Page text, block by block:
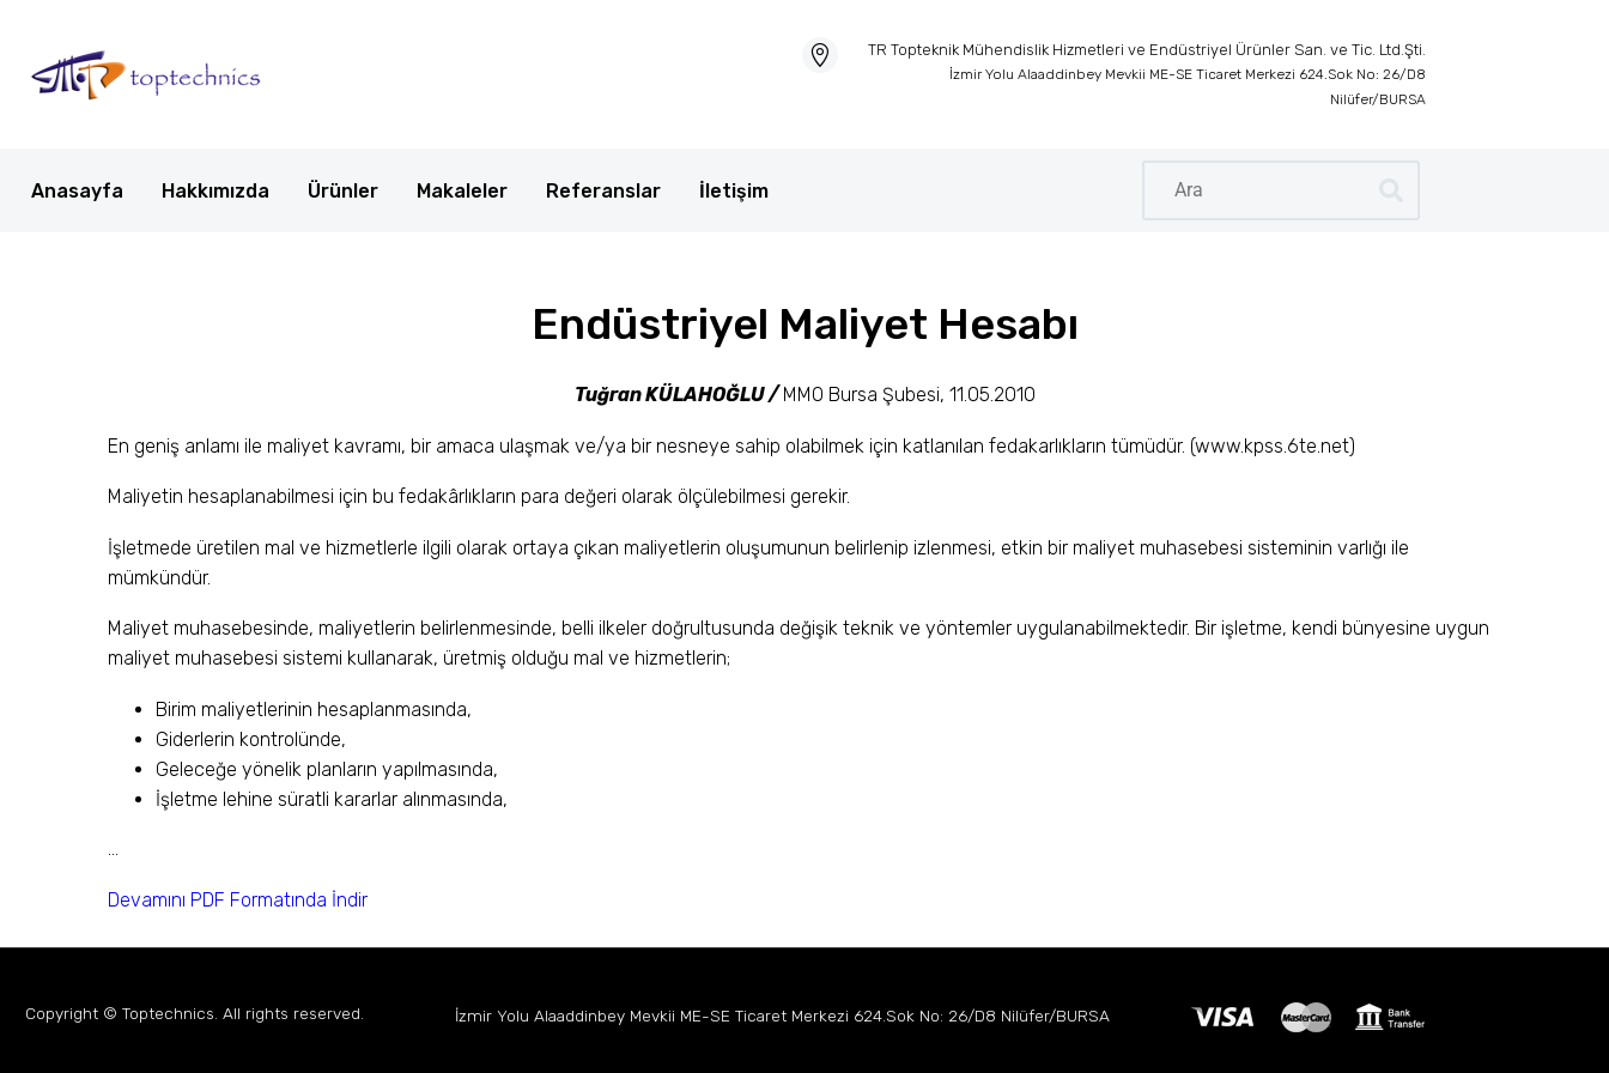
TR Topteknik Mühendislik Hizmetleri ve Endüstriyel Ürünler San. ve Tic. Ltd.Şti.
İzmir Yolu Alaaddinbey Mevkii ME-SE Ticaret Merkezi 624.Sok No: 26/D8
Nilüfer/BURSA
Anasayfa Hakkımızda Ürünler Makaleler Referanslar İletişim
Endüstriyel Maliyet Hesabı
Tuğran KÜLAHOĞLU /MMO Bursa Şubesi, 11.05.2010
En geniş anlamı ile maliyet kavramı, bir amaca ulaşmak ve/ya bir nesneye sahip olabilmek için katlanılan fedakarlıkların tümüdür. (www.kpss.6te.net)
Maliyetin hesaplanabilmesi için bu fedakârlıkların para değeri olarak ölçülebilmesi gerekir.
İşletmede üretilen mal ve hizmetlerle ilgili olarak ortaya çıkan maliyetlerin oluşumunun belirlenip izlenmesi, etkin bir maliyet muhasebesi sisteminin varlığı ile
mümkündür.
Maliyet muhasebesinde, maliyetlerin belirlenmesinde, belli ilkeler doğrultusunda değişik teknik ve yöntemler uygulanabilmektedir. Bir işletme, kendi bünyesine uygun
maliyet muhasebesi sistemi kullanarak, üretmiş olduğu mal ve hizmetlerin;
Birim maliyetlerinin hesaplanmasında,
Giderlerin kontrolünde,
Geleceğe yönelik planların yapılmasında,
İşletme lehine süratli kararlar alınmasında,
…
Devamını PDF Formatında İndir
Copyright © Toptechnics. All rights reserved. İzmir Yolu Alaaddinbey Mevkii ME-SE Ticaret Merkezi 624.Sok No: 26/D8 Nilüfer/BURSA